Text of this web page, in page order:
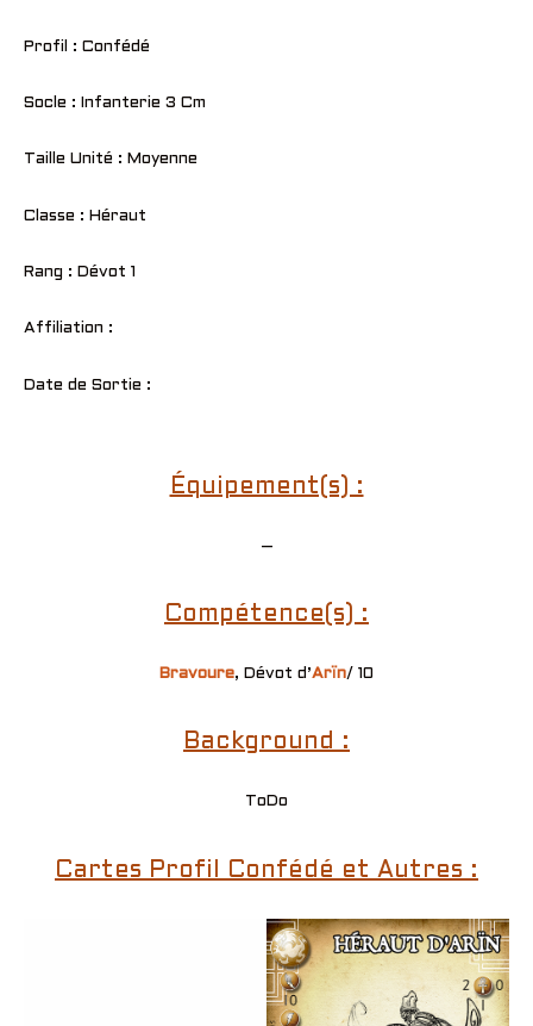
Profil : Confédé
Socle : Infanterie 3 Cm
Taille Unité : Moyenne
Classe : Héraut
Rang : Dévot 1
Affiliation :
Date de Sortie :
Équipement(s) :
–
Compétence(s) :
Bravoure, Dévot d’Arïn/ 10
Background :
ToDo
Cartes Profil Confédé et Autres :